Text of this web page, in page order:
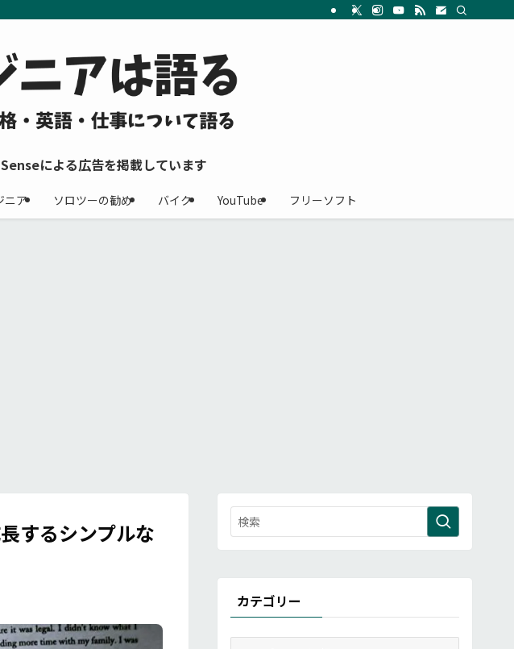
ニア ソロツーの勧め バイク YouTube フリーソフト
による広告を掲載しています
するシンプルな
カテゴリー